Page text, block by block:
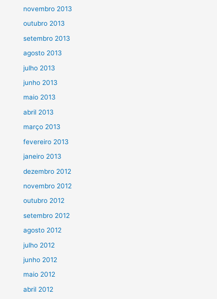
novembro 2013
outubro 2013
setembro 2013
agosto 2013
julho 2013
junho 2013
maio 2013
abril 2013
março 2013
fevereiro 2013
janeiro 2013
dezembro 2012
novembro 2012
outubro 2012
setembro 2012
agosto 2012
julho 2012
junho 2012
maio 2012
abril 2012